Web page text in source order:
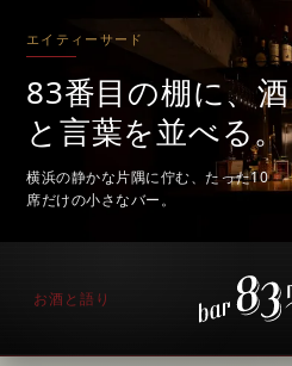
エイティーサード
83番目の棚に、酒
と言葉を並べる。
横浜の静かな片隅に佇む、たった10
席だけの小さなバー。
お酒と語り